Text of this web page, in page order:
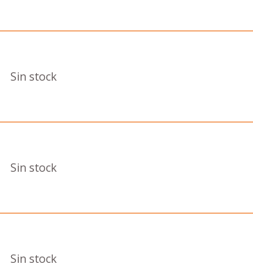
Sin stock
Sin stock
Sin stock